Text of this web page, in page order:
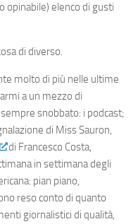
opinabile) elenco di gusti
di diverso.
molto di più nelle ultime
a un mezzo di
snobbato: i podcast;
di Miss Sauron,
di Francesco Costa,
in settimana degli
pian piano,
reso conto di quanto
giornalistici di qualità,